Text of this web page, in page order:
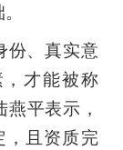
份、真实意
才能被称
平表示，
，且资质完